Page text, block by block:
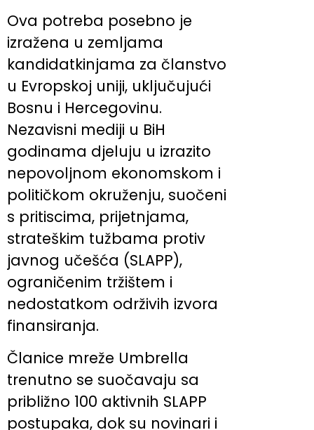
Ova potreba posebno je
izražena u zemljama
kandidatkinjama za članstvo
u Evropskoj uniji, uključujući
Bosnu i Hercegovinu.
Nezavisni mediji u BiH
godinama djeluju u izrazito
nepovoljnom ekonomskom i
političkom okruženju, suočeni
s pritiscima, prijetnjama,
strateškim tužbama protiv
javnog učešća (SLAPP),
ograničenim tržištem i
nedostatkom održivih izvora
finansiranja.
Članice mreže Umbrella
trenutno se suočavaju sa
približno 100 aktivnih SLAPP
postupaka, dok su novinari i